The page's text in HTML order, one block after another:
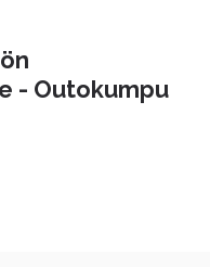
- Outokumpu